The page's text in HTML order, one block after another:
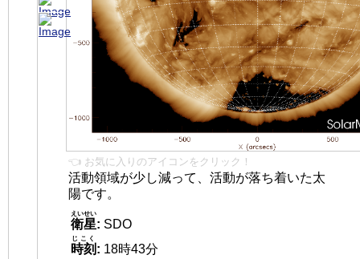
👈 お気に入りのアイコンをクリック！
活動領域が少し減って、活動が落ち着いた太
陽です。
衛星
えいせい
: SDO
時刻
じこく
: 18時43分